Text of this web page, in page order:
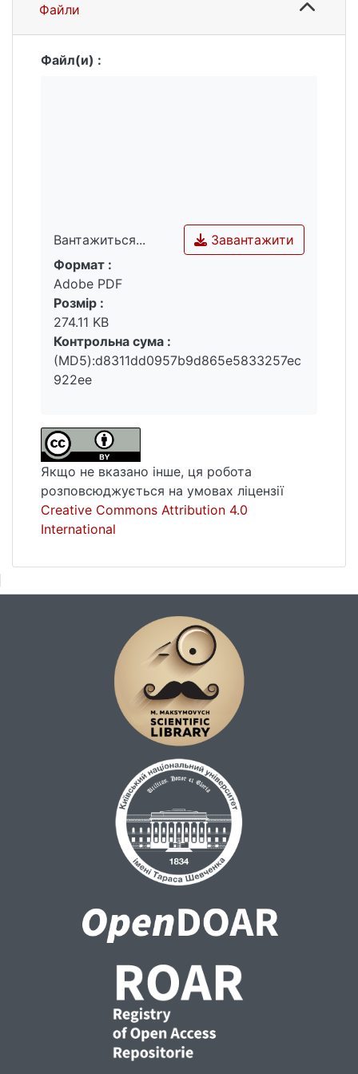
Файли
Файл(и) :
Вантажиться...
Вантажиться...
Завантажити
Формат :
Adobe PDF
Розмір :
274.11 KB
Контрольна сума :
(MD5):d8311dd0957b9d865e5833257ec
922ee
Якщо не вказано інше, ця робота
розповсюджується на умовах ліцензії
Creative Commons Attribution 4.0
International